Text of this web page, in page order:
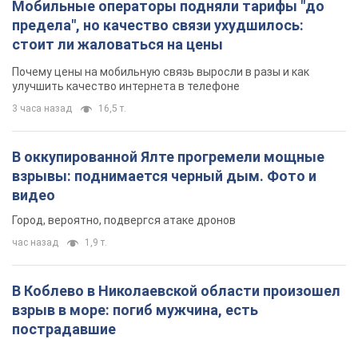
Мобильные операторы подняли тарифы "до
предела", но качество связи ухудшилось:
стоит ли жаловаться на цены
Почему цены на мобильную связь выросли в разы и как
улучшить качество интернета в телефоне
3 часа назад 16,5 т.
В оккупированной Ялте прогремели мощные
взрывы: поднимается черный дым. Фото и
видео
Город, вероятно, подвергся атаке дронов
час назад 1,9 т.
В Коблево в Николаевской области произошел
взрыв в море: погиб мужчина, есть
пострадавшие